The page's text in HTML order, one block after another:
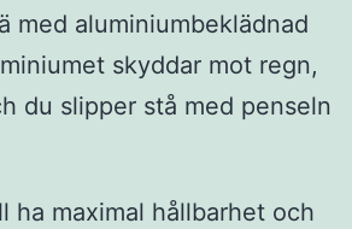
med aluminiumbeklädnad
skyddar mot regn,
du slipper stå med penseln
ha maximal hållbarhet och